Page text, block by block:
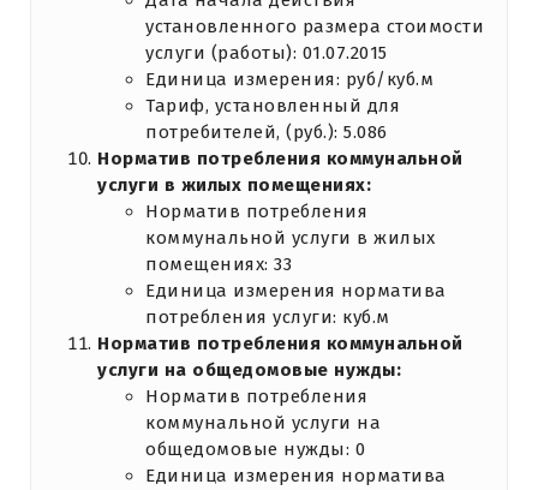
установленного размера стоимости
услуги (работы): 01.07.2015
Единица измерения: руб/куб.м
Тариф, установленный для
потребителей, (руб.): 5.086
Норматив потребления коммунальной
услуги в жилых помещениях:
Норматив потребления
коммунальной услуги в жилых
помещениях: 33
Единица измерения норматива
потребления услуги: куб.м
Норматив потребления коммунальной
услуги на общедомовые нужды:
Норматив потребления
коммунальной услуги на
общедомовые нужды: 0
Единица измерения норматива